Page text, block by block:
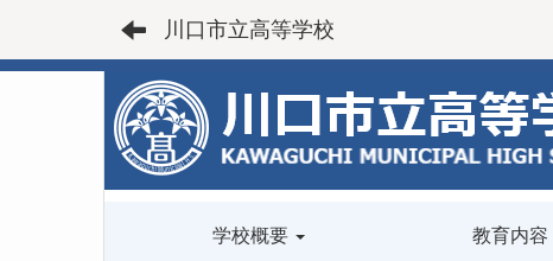
川口市立高等学校
学校概要 教育内容